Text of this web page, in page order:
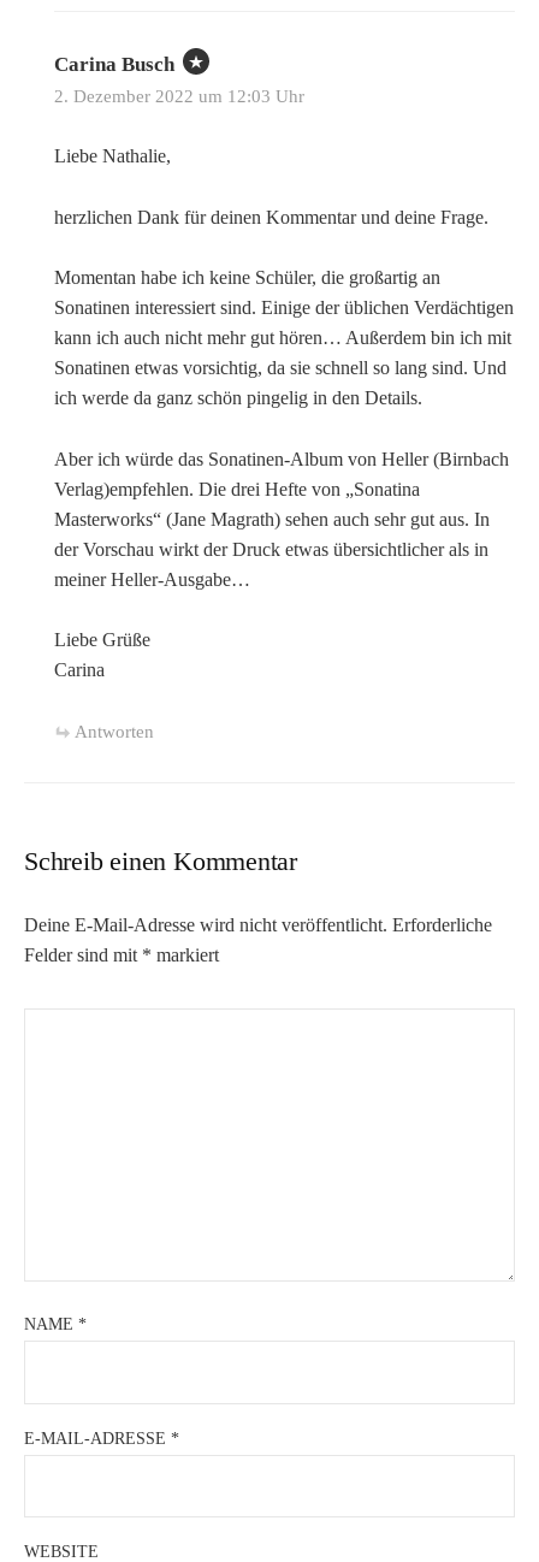
Carina Busch
2. Dezember 2022 um 12:03 Uhr
Liebe Nathalie,
herzlichen Dank für deinen Kommentar und deine Frage.
Momentan habe ich keine Schüler, die großartig an
Sonatinen interessiert sind. Einige der üblichen Verdächtigen
kann ich auch nicht mehr gut hören… Außerdem bin ich mit
Sonatinen etwas vorsichtig, da sie schnell so lang sind. Und
ich werde da ganz schön pingelig in den Details.
Aber ich würde das Sonatinen-Album von Heller (Birnbach
Verlag)empfehlen. Die drei Hefte von „Sonatina
Masterworks“ (Jane Magrath) sehen auch sehr gut aus. In
der Vorschau wirkt der Druck etwas übersichtlicher als in
meiner Heller-Ausgabe…
Liebe Grüße
Carina
Antworten
Schreib einen Kommentar
Deine E-Mail-Adresse wird nicht veröffentlicht. Erforderliche
Felder sind mit * markiert
NAME *
E-MAIL-ADRESSE *
WEBSITE